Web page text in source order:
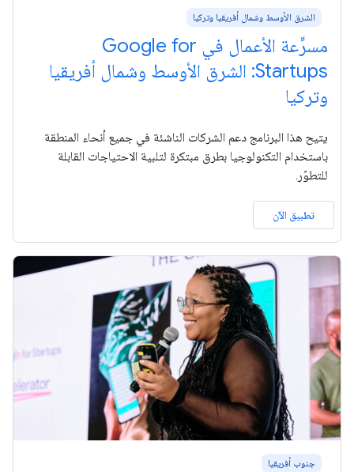
الشرق الأوسط وشمال أفريقيا وتركيا
مسرِّعة الأعمال في Google for
Startups: الشرق الأوسط وشمال أفريقيا
وتركيا
يتيح هذا البرنامج دعم الشركات الناشئة في جميع أنحاء المنطقة
باستخدام التكنولوجيا بطرق مبتكرة لتلبية الاحتياجات القابلة
للتطوّر.
تطبيق الآن
جنوب أفريقيا